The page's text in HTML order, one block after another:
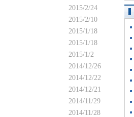
2015/2/24
2015/2/10
2015/1/18
2015/1/18
2015/1/2
2014/12/26
2014/12/22
2014/12/21
2014/11/29
2014/11/28